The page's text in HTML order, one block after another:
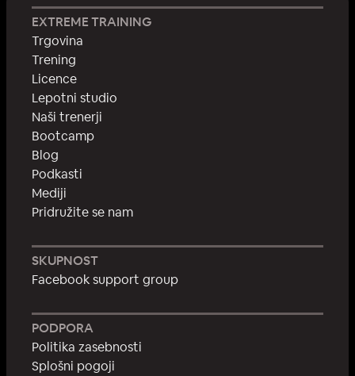
EXTREME TRAINING
Trgovina
Trening
Licence
Lepotni studio
Naši trenerji
Bootcamp
Blog
Podkasti
Mediji
Pridružite se nam
SKUPNOST
Facebook support group
PODPORA
Politika zasebnosti
Splošni pogoji